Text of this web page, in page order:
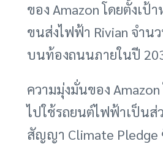
ของ Amazon โดยตั้งเป้
ขนส่งไฟฟ้า Rivian จำน
บนท้องถนนภายในปี
ความมุ่งมั่นของ
ไปใช้รถยนต์ไฟฟ้าเป็น
สัญญา Climate Pledge